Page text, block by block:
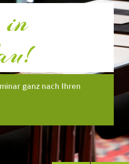
in
ganz nach Ihren